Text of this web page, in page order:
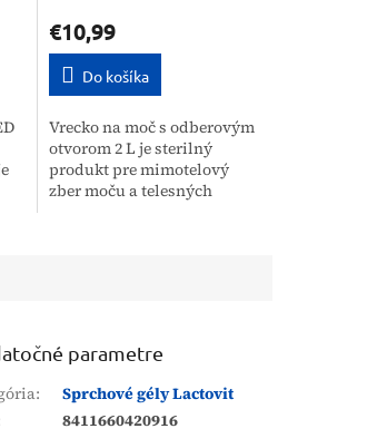
€10,99
Do košíka
Vrecko na moč s odberovým
otvorom 2 L je sterilný
produkt pre mimotelový
zber moču a telesných
parametre
:
Sprchové gély Lactovit
8411660420916